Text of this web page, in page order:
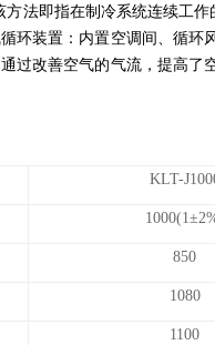
法即指在制冷系统连续工
环装置：内置空调间、循环
改善空气的气流，提高了
KLT-
850
1080
1100